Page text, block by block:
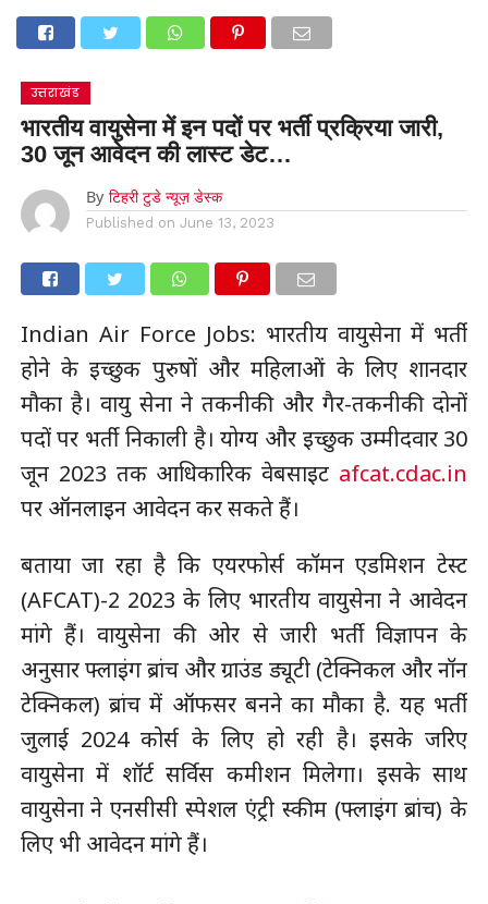
उत्तराखंड
भारतीय वायुसेना में इन पदों पर भर्ती प्रक्रिया जारी,
30 जून आवेदन की लास्ट डेट…
By टिहरी टुडे न्यूज़ डेस्क
Published on June 13, 2023
Indian Air Force Jobs: भारतीय वायुसेना में भर्ती
होने के इच्छुक पुरुषों और महिलाओं के लिए शानदार
मौका है। वायु सेना ने तकनीकी और गैर-तकनीकी दोनों
पदों पर भर्ती निकाली है। योग्य और इच्छुक उम्मीदवार 30
जून 2023 तक आधिकारिक वेबसाइट afcat.cdac.in
पर ऑनलाइन आवेदन कर सकते हैं।
बताया जा रहा है कि एयरफोर्स कॉमन एडमिशन टेस्ट
(AFCAT)-2 2023 के लिए भारतीय वायुसेना ने आवेदन
मांगे हैं। वायुसेना की ओर से जारी भर्ती विज्ञापन के
अनुसार फ्लाइंग ब्रांच और ग्राउंड ड्यूटी (टेक्निकल और नॉन
टेक्निकल) ब्रांच में ऑफसर बनने का मौका है. यह भर्ती
जुलाई 2024 कोर्स के लिए हो रही है। इसके जरिए
वायुसेना में शॉर्ट सर्विस कमीशन मिलेगा। इसके साथ
वायुसेना ने एनसीसी स्पेशल एंट्री स्कीम (फ्लाइंग ब्रांच) के
लिए भी आवेदन मांगे हैं।